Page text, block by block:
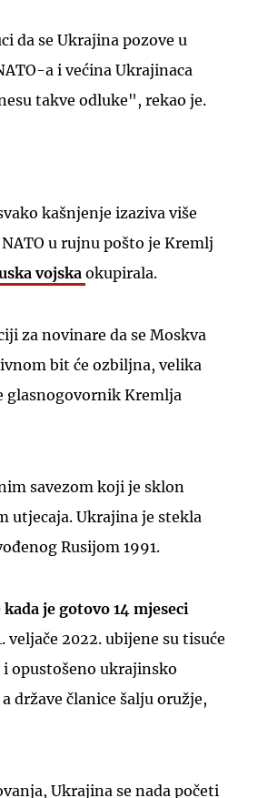
da se Ukrajina pozove u
a i većina Ukrajinaca
takve odluke", rekao je.
kašnjenje izaziva više
u rujnu pošto je Kremlj
vojskaokupirala.
za novinare da se Moskva
bit će ozbiljna, velika
glasnogovornik Kremlja
savezom koji je sklon
utjecaja. Ukrajina je stekla
Rusijom 1991.
je gotovo 14 mjeseci
veljače 2022. ubijene su tisuće
opustošeno ukrajinsko
države članice šalju oružje,
Ukrajina se nada početi